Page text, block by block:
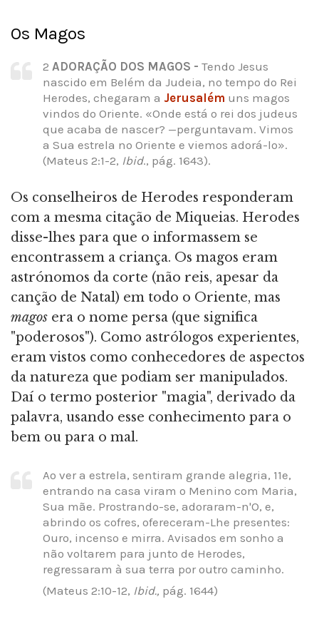
Os Magos
2 ADORAÇÃO DOS MAGOS - Tendo Jesus
nascido em Belém da Judeia, no tempo do Rei
Herodes, chegaram a Jerusalém uns magos
vindos do Oriente. «Onde está o rei dos judeus
que acaba de nascer? —perguntavam. Vimos
a Sua estrela no Oriente e viemos adorá-lo».
(Mateus 2:1-2, Ibid., pág. 1643).
Os conselheiros de Herodes responderam
com a mesma citação de Miqueias. Herodes
disse-lhes para que o informassem se
encontrassem a criança. Os magos eram
astrónomos da corte (não reis, apesar da
canção de Natal) em todo o Oriente, mas
magos era o nome persa (que significa
"poderosos"). Como astrólogos experientes,
eram vistos como conhecedores de aspectos
da natureza que podiam ser manipulados.
Daí o termo posterior "magia", derivado da
palavra, usando esse conhecimento para o
bem ou para o mal.
Ao ver a estrela, sentiram grande alegria, 11e,
entrando na casa viram o Menino com Maria,
Sua mãe. Prostrando-se, adoraram-n'O, e,
abrindo os cofres, ofereceram-Lhe presentes:
Ouro, incenso e mirra. Avisados em sonho a
não voltarem para junto de Herodes,
regressaram à sua terra por outro caminho.
(Mateus 2:10-12, Ibid., pág. 1644)